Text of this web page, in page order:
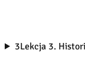
3Lekcja 3.